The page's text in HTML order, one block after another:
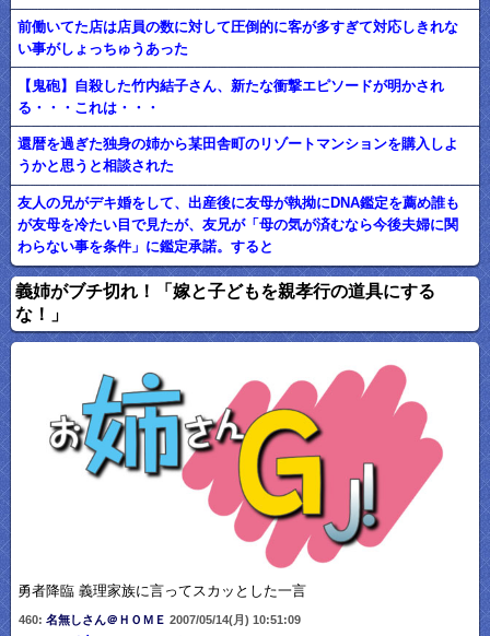
前働いてた店は店員の数に対して圧倒的に客が多すぎて対応しきれな
い事がしょっちゅうあった
【鬼砲】自殺した竹内結子さん、新たな衝撃エピソードが明かされ
る・・・これは・・・
還暦を過ぎた独身の姉から某田舎町のリゾートマンションを購入しよ
うかと思うと相談された
友人の兄がデキ婚をして、出産後に友母が執拗にDNA鑑定を薦め誰も
が友母を冷たい目で見たが、友兄が「母の気が済むなら今後夫婦に関
わらない事を条件」に鑑定承諾。すると
義姉がブチ切れ！「嫁と子どもを親孝行の道具にする
な！」
勇者降臨 義理家族に言ってスカッとした一言
460: 名無しさん＠ＨＯＭＥ 2007/05/14(月) 10:51:09